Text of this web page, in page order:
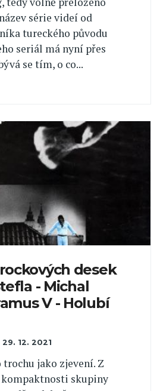
série videí od
tureckého původu
seriál má nyní přes
se tím, o co...
desek
- Michal
V - Holubí
29. 12. 2021
jako zjevení. Z
skupiny